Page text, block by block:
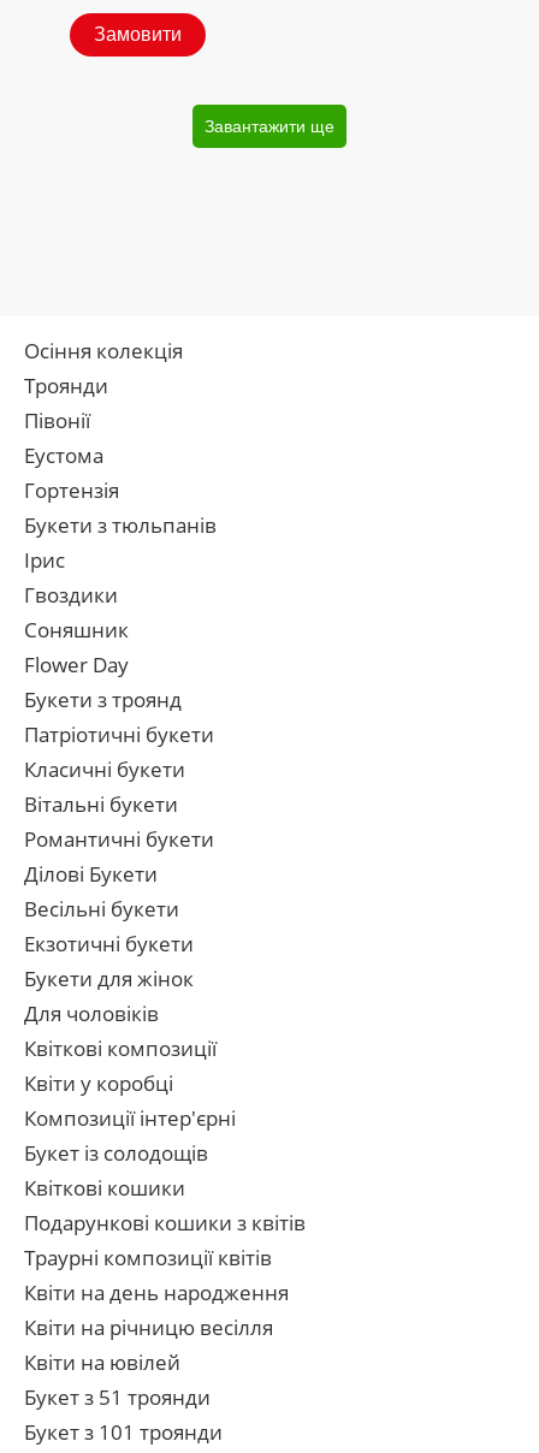
Замовити
Завантажити ще
Осіння колекція
Троянди
Півонії
Еустома
Гортензія
Букети з тюльпанів
Ірис
Гвоздики
Соняшник
Flower Day
Букети з троянд
Патріотичні букети
Класичні букети
Вітальні букети
Романтичні букети
Ділові Букети
Весільні букети
Екзотичні букети
Букети для жінок
Для чоловіків
Квіткові композиції
Квіти у коробці
Композиції інтер'єрні
Букет із солодощів
Квіткові кошики
Подарункові кошики з квітів
Траурні композиції квітів
Квіти на день народження
Квіти на річницю весілля
Квіти на ювілей
Букет з 51 троянди
Букет з 101 троянди